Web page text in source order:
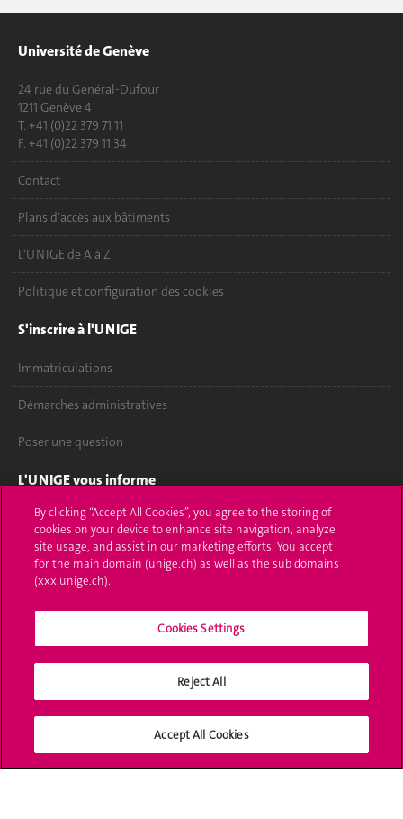
Université de Genève
24 rue du Général-Dufour
1211 Genève 4
T. +41 (0)22 379 71 11
F. +41 (0)22 379 11 34
Contact
Plans d'accès aux bâtiments
L'UNIGE de A à Z
Politique et configuration des cookies
S'inscrire à l'UNIGE
Immatriculations
Démarches administratives
Poser une question
L'UNIGE vous informe
UNIGE Mobile
Médias
Offres d'emploi
Calendrier académique
Médias sociaux UNIGE
By clicking “Accept All Cookies”, you agree to the storing of
cookies on your device to enhance site navigation, analyze
site usage, and assist in our marketing efforts. You accept
for the main domain (unige.ch) as well as the sub domains
(xxx.unige.ch).
Cookies Settings
Reject All
Accept All Cookies